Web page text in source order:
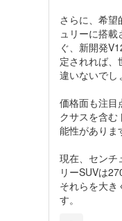
さらに、希望
ュリーに搭
ぐ、新開発
定されれば、
違いないでし
価格面も注目
クサスを含む
能性がありま
現在、センチ
リーSUVは
それらを大き
す。